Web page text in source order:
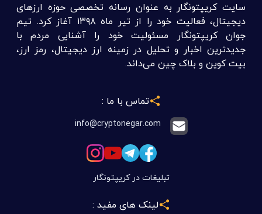
سایت کریپتونگار به عنوان رسانه تخصصی حوزه ارزهای
دیجیتال، فعالیت خود را از تیر ماه ۱۳۹۸ آغاز کرد. تیم
جوان کریپتونگار مسئولیت خود را آشنایی مردم با
جدیدترین اخبار و تحلیل در زمینه ارز دیجیتال، رمز ارز،
بیت کوین و بلاک چین می‌داند.
تماس با ما :
info@cryptonegar.com
تبلیغات در کریپتونگار
لینک های مفید :